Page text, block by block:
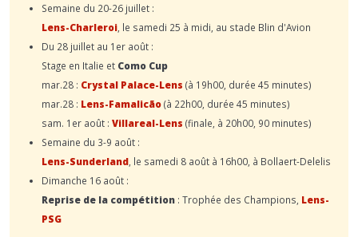
Semaine du 20-26 juillet :
Lens-Charleroi , le samedi 25 à midi, au stade Blin d'Avion
Du 28 juillet au 1er août :
Stage en Italie et Como Cup
mar.28 : Crystal Palace-Lens (à 19h00, durée 45 minutes)
mar.28 : Lens-Famalicão(à 22h00, durée 45 minutes)
sam. 1er août : Villareal-Lens (finale, à 20h00, 90 minutes)
Semaine du 3-9 août :
Lens-Sunderland , le samedi 8 août à 16h00, à Bollaert-Delelis
Dimanche 16 août :
Reprise de la compétition : Trophée des Champions, Lens-
PSG